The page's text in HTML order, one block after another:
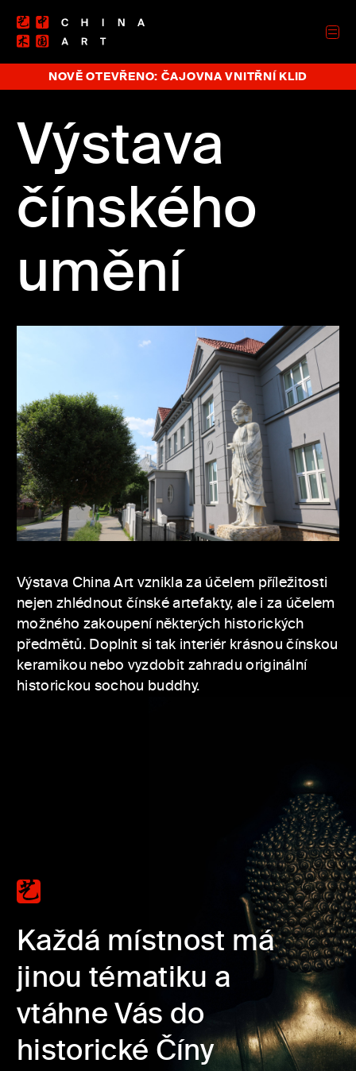
NOVĚ OTEVŘENO: ČAJOVNA VNITŘNÍ KLID
Výstava
čínského
umění
Výstava China Art vznikla za účelem příležitosti
nejen zhlédnout čínské artefakty, ale i za účelem
možného zakoupení některých historických
předmětů. Doplnit si tak interiér krásnou čínskou
keramikou nebo vyzdobit zahradu originální
historickou sochou buddhy.
Každá místnost má
jinou tématiku a
vtáhne Vás do
historické Číny